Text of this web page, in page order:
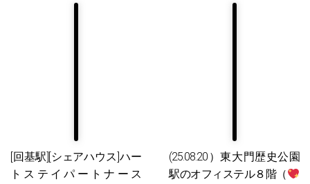
[回基駅][シェアハウス]ハー
トステイパートナース
(25.08.20）東大門歴史公園
駅のオフィステル８階（